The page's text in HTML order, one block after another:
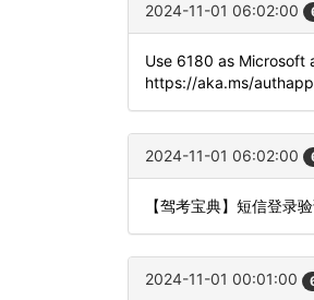
2024-11-01 06:02:00
Use 6180 as Microsoft
https://aka.ms/authapp
2024-11-01 06:02:00
【驾考宝典】短信登录
2024-11-01 00:01:00